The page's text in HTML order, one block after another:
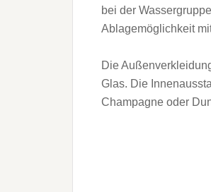
bei der
Ablagemöglichkeit
Die
Glas. Die
Champagne oder